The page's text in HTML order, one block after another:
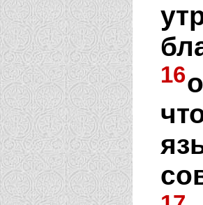
16